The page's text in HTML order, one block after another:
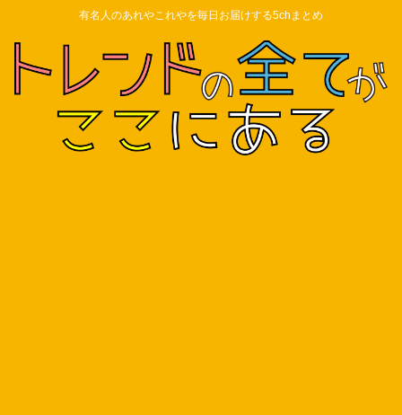
有名人のあれやこれやを毎日お届けする5chまとめ